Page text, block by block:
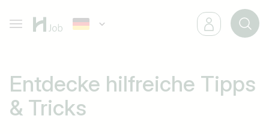
Entdecke hilfreiche Tipps
& Tricks